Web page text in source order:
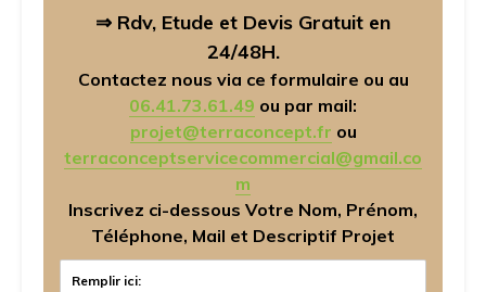
⇒ Rdv, Etude et Devis Gratuit en
24/48H.
Contactez nous via ce formulaire ou au
06.41.73.61.49 ou par mail:
projet@terraconcept.fr ou
terraconceptservicecommercial@gmail.co
m
Inscrivez ci-dessous Votre Nom, Prénom,
Téléphone, Mail et Descriptif Projet